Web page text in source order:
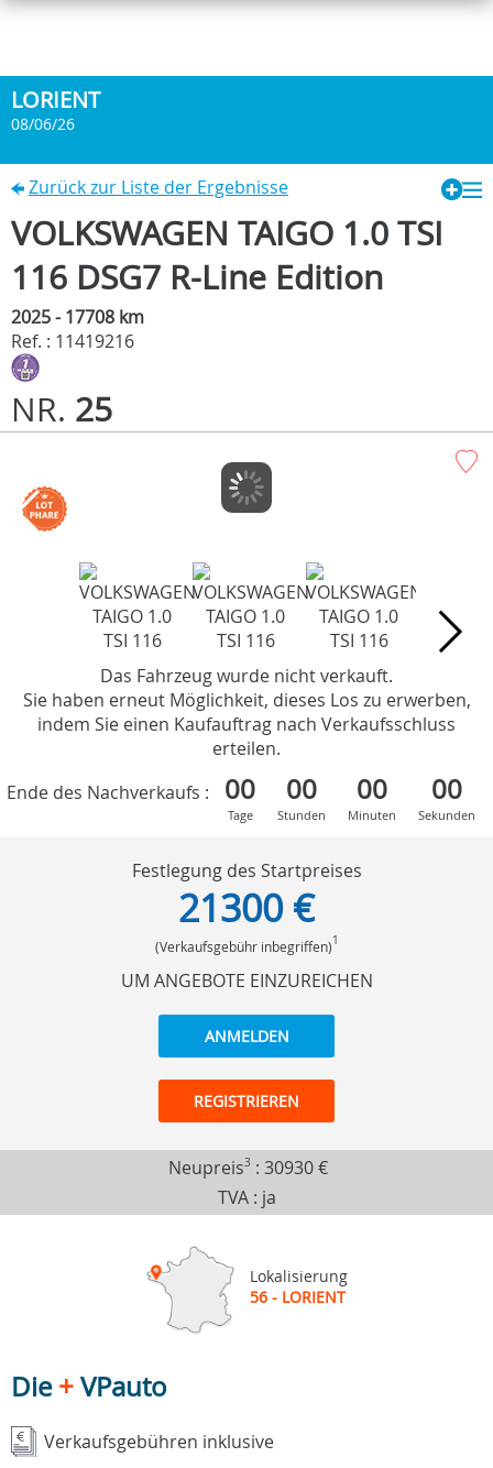
LORIENT
08/06/26
Zurück zur Liste der Ergebnisse
VOLKSWAGEN TAIGO 1.0 TSI
116 DSG7 R-Line Edition
2025 - 17708 km
Ref. : 11419216
NR. 25
Das Fahrzeug wurde nicht verkauft.
Sie haben erneut Möglichkeit, dieses Los zu erwerben,
indem Sie einen Kaufauftrag nach Verkaufsschluss
erteilen.
Ende des Nachverkaufs :
00
Tage
00
Stunden
00
Minuten
00
Sekunden
Festlegung des Startpreises
21300 €
(Verkaufsgebühr inbegriffen)1
UM ANGEBOTE EINZUREICHEN
ANMELDEN
REGISTRIEREN
Neupreis3 : 30930 €
TVA : ja
Lokalisierung
56 - LORIENT
Die+VPauto
Verkaufsgebühren inklusive